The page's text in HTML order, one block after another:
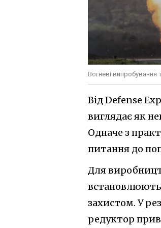
Вогневі випробування
Від Defense
виглядає як
Одначе з
питання до
Для
захистом. У
редуктор